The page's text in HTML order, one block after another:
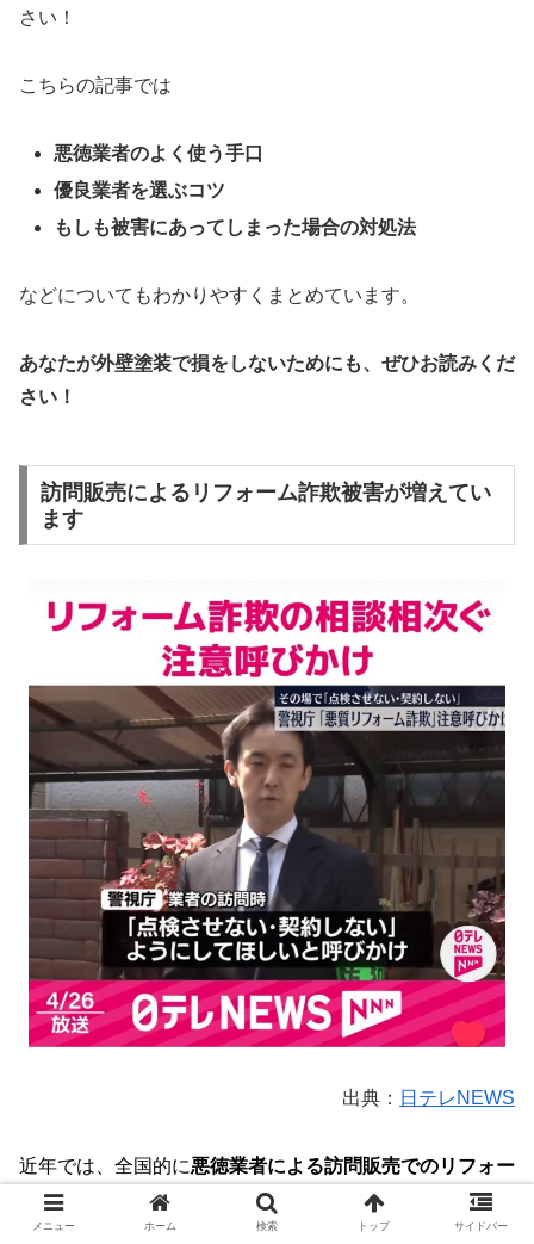
さい！
こちらの記事では
悪徳業者のよく使う手口
優良業者を選ぶコツ
もしも被害にあってしまった場合の対処法
などについてもわかりやすくまとめています。
あなたが外壁塗装で損をしないためにも、ぜひお読みくだ
さい！
訪問販売によるリフォーム詐欺被害が増えてい
ます
出典： 日テレNEWS
近年では、全国的に悪徳業者による訪問販売でのリフォー
ム詐欺被害が増えています。
メニュー ホーム 検索 トップ サイドバー